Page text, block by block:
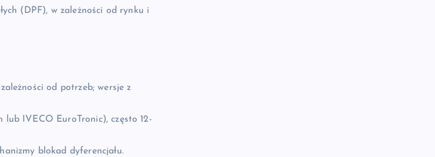
(DPF), w zależności od rynku i
od potrzeb; wersje z
IVECO EuroTronic), często 12-
blokad dyferencjału.